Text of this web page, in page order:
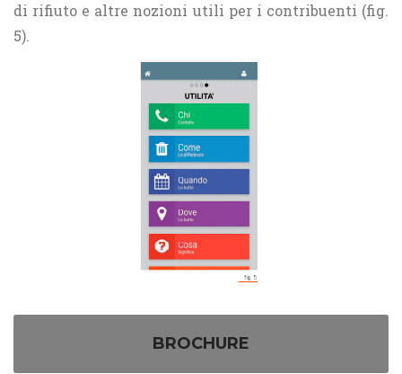
di rifiuto e altre nozioni utili per i contribuenti (fig.
5).
BROCHURE